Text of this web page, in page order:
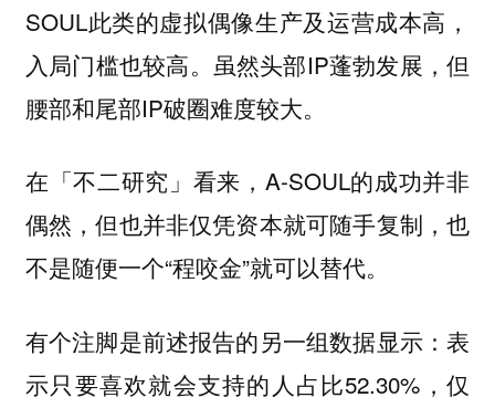
SOUL此类的虚拟偶像生产及运营成本高，
入局门槛也较高。虽然头部IP蓬勃发展，但
腰部和尾部IP破圈难度较大。
在「不二研究」看来，A-SOUL的成功并非
偶然，但也并非仅凭资本就可随手复制，也
不是随便一个“程咬金”就可以替代。
有个注脚是前述报告的另一组数据显示：表
示只要喜欢就会支持的人占比52.30%，仅